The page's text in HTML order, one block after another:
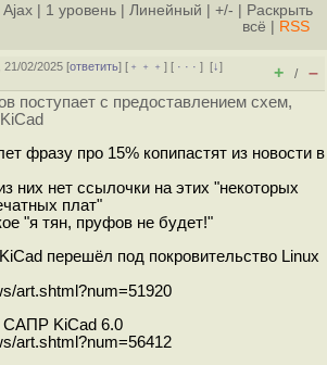
Ajax 1 уровень Линейный +/-
Раскрыть
всё
RSS
21/02/2025 [ответить] [ ﹢﹢﹢] [ · · ·][↓]
+ / –
поступает с предоставлением схем,
фразу про 15% копипастят из новости в
них нет ссылочки на этих "некоторых
плат"
"я тян, пруфов не будет!"
перешёл под покровительство Linux
art.shtml?num=51920
САПР KiCad 6.0
art.shtml?num=56412